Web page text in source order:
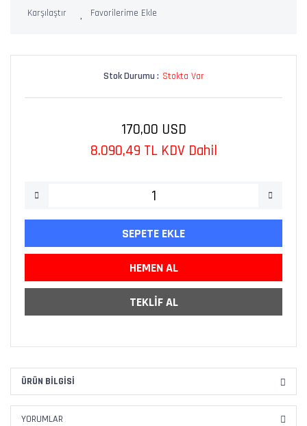
Karşılaştır
Stok Durumu : Stokta Var
170,00 USD
8.090,49 TL KDV Dahil
SEPETE EKLE
HEMEN AL
TEKLİF AL
ÜRÜN BILGISI
YORUMLAR